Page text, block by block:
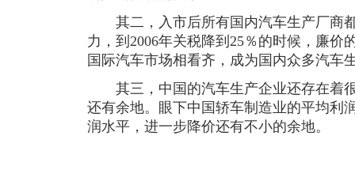
其二，入市后所有国内汽车生产厂商
力，到2006年关税降到25％的时候，廉价
国际汽车市场相看齐，成为国内众多汽车
其三，中国的汽车生产企业还存在着
还有余地。眼下中国轿车制造业的平均利
润水平，进一步降价还有不小的余地。